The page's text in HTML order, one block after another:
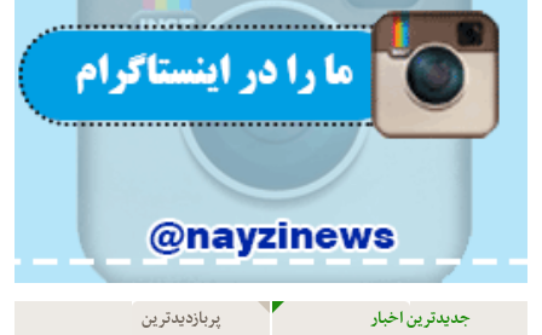
جدیدترین اخبار پربازدیدترین